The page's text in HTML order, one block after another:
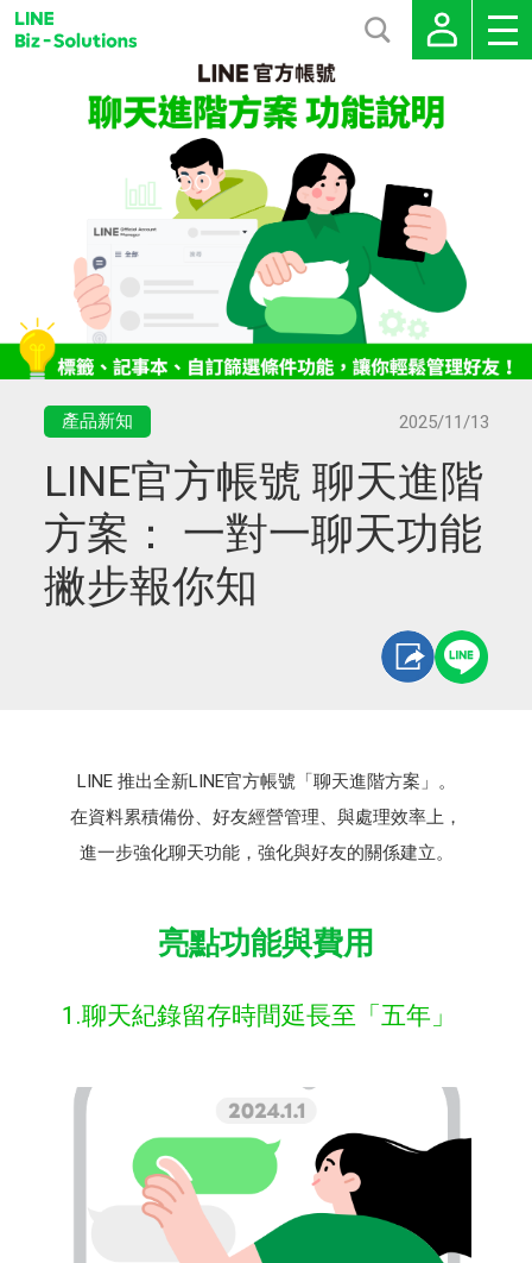
產品新知 2025/11/13
LINE官方帳號 聊天進階
方案： 一對一聊天功能
撇步報你知​
LINE 推出全新LINE官方帳號「聊天進階方案」。​
在資料累積備份、好友經營管理、與處理效率上，​
進一步強化聊天功能，強化與好友的關係建立。
亮點功能與費用
1.聊天紀錄留存時間延長至「五年」​